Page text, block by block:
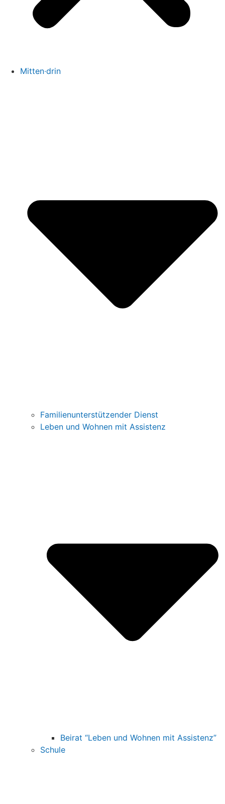
Mitten∙drin
Familienunterstützender Dienst
Leben und Wohnen mit Assistenz
Beirat “Leben und Wohnen mit Assistenz”
Schule